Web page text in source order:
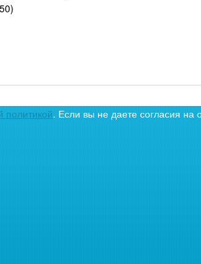
политикой. Если вы не даете согласия на